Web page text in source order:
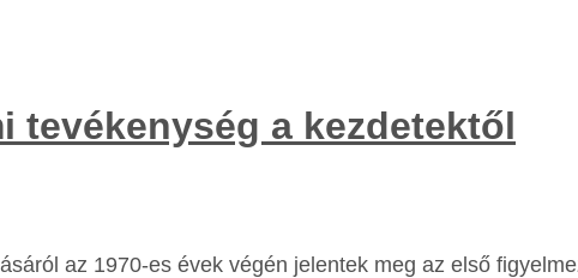
tevékenység a kezdetektől
az 1970-es évek végén jelentek meg az első